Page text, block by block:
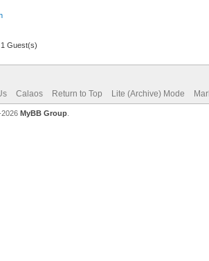
Guest(s)
Calaos Return to Top Lite (Archive) Mode
2026 MyBB Group